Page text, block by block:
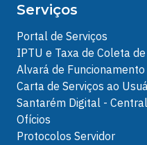
Serviços
Portal de Serviços
IPTU e Taxa de Coleta de
Alvará de Funcionamento
Carta de Serviços ao
Santarém Digital -
Ofícios
Protocolos Servidor